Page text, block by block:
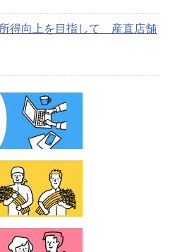
得向上を目指して 産直店舗